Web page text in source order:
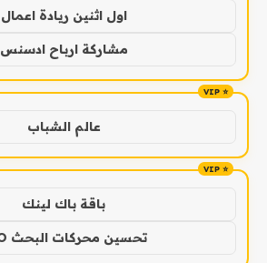
اول اثنين ريادة اعمال
مشاركة ارباح ادسنس
عالم الشباب
باقة باك لينك
تحسين محركات البحث SEO